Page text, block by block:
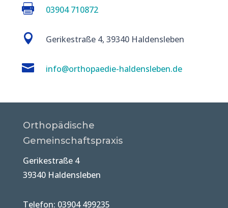
 03904 710872
 Gerikestraße 4, 39340 Haldensleben
 info@orthopaedie-haldensleben.de
Orthopädische
Gemeinschaftspraxis
Gerikestraße 4
39340 Haldensleben
Telefon: 03904 499235